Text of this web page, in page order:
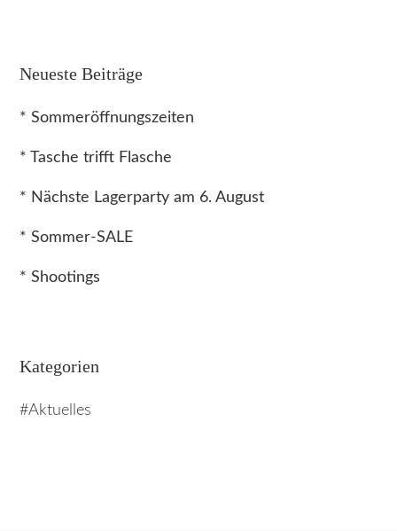
Neueste Beiträge
* Sommeröffnungszeiten
* Tasche trifft Flasche
* Nächste Lagerparty am 6. August
* Sommer-SALE
* Shootings
Kategorien
Aktuelles